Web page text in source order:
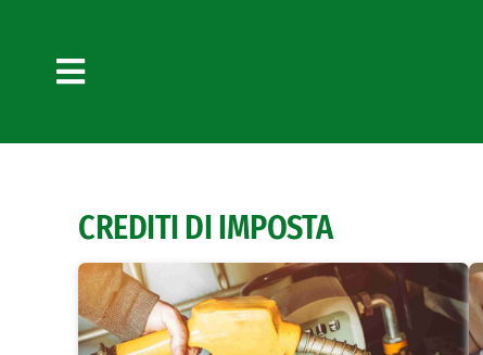
Toggle
CREDITI DI IMPOSTA